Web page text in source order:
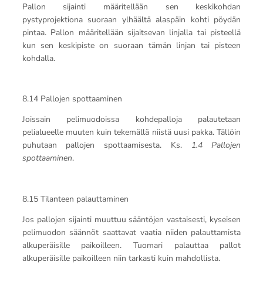
Pallon sijainti määritellään sen keskikohdan
pystyprojektiona suoraan ylhäältä alaspäin kohti pöydän
pintaa. Pallon määritellään sijaitsevan linjalla tai pisteellä
kun sen keskipiste on suoraan tämän linjan tai pisteen
kohdalla.
8.14 Pallojen spottaaminen
Joissain pelimuodoissa kohdepalloja palautetaan
pelialueelle muuten kuin tekemällä niistä uusi pakka. Tällöin
puhutaan pallojen spottaamisesta. Ks. 1.4 Pallojen
spottaaminen.
8.15 Tilanteen palauttaminen
Jos pallojen sijainti muuttuu sääntöjen vastaisesti, kyseisen
pelimuodon säännöt saattavat vaatia niiden palauttamista
alkuperäisille paikoilleen. Tuomari palauttaa pallot
alkuperäisille paikoilleen niin tarkasti kuin mahdollista.